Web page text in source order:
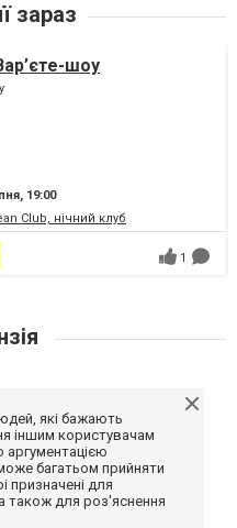
зараз
шоу
19:00
Club, нічний клуб
1
які бажають
іншим користувачам
багатьом прийняти
призначені для
також для роз'яснення